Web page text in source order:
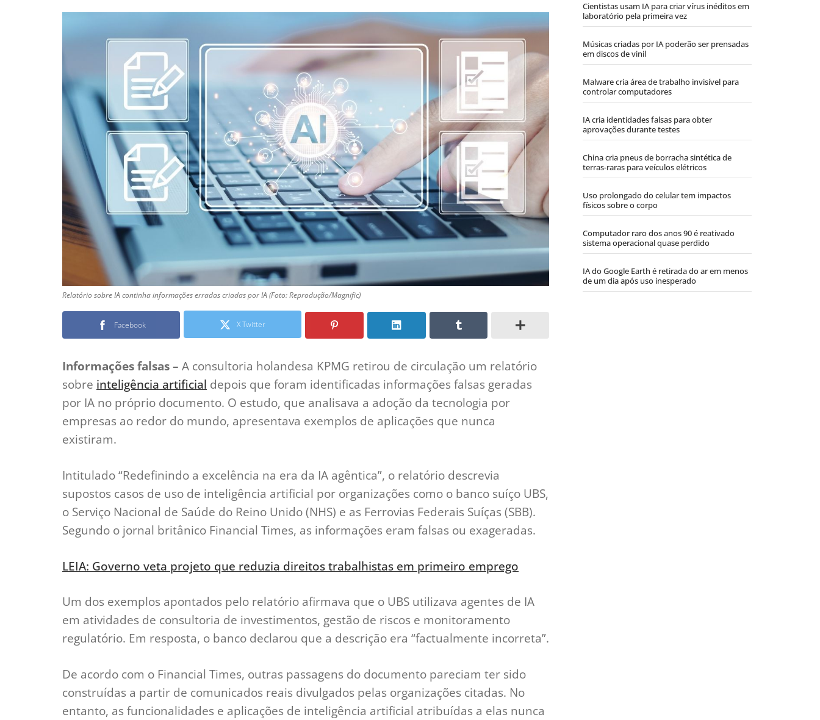
Relatório sobre IA continha informações erradas criadas por IA (Foto: Reprodução/Magnific)
Facebook X Twitter
Informações falsas – A consultoria holandesa KPMG retirou de circulação um relatório
sobre inteligência artificial depois que foram identificadas informações falsas geradas
por IA no próprio documento. O estudo, que analisava a adoção da tecnologia por
empresas ao redor do mundo, apresentava exemplos de aplicações que nunca
existiram.
Intitulado “Redefinindo a excelência na era da IA agêntica”, o relatório descrevia
supostos casos de uso de inteligência artificial por organizações como o banco suíço UBS,
o Serviço Nacional de Saúde do Reino Unido (NHS) e as Ferrovias Federais Suíças (SBB).
Segundo o jornal britânico Financial Times, as informações eram falsas ou exageradas.
LEIA: Governo veta projeto que reduzia direitos trabalhistas em primeiro emprego
Um dos exemplos apontados pelo relatório afirmava que o UBS utilizava agentes de IA
em atividades de consultoria de investimentos, gestão de riscos e monitoramento
regulatório. Em resposta, o banco declarou que a descrição era “factualmente incorreta”.
De acordo com o Financial Times, outras passagens do documento pareciam ter sido
construídas a partir de comunicados reais divulgados pelas organizações citadas. No
entanto, as funcionalidades e aplicações de inteligência artificial atribuídas a elas nunca
Cientistas usam IA para criar vírus inéditos em
laboratório pela primeira vez
Músicas criadas por IA poderão ser prensadas
em discos de vinil
Malware cria área de trabalho invisível para
controlar computadores
IA cria identidades falsas para obter
aprovações durante testes
China cria pneus de borracha sintética de
terras-raras para veículos elétricos
Uso prolongado do celular tem impactos
físicos sobre o corpo
Computador raro dos anos 90 é reativado
sistema operacional quase perdido
IA do Google Earth é retirada do ar em menos
de um dia após uso inesperado